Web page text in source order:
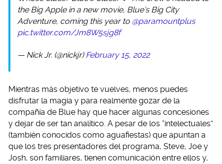
the Big Apple in a new movie, Blue’s Big City
Adventure, coming this year to @paramountplus
pic.twitter.com/Jm8W5sjg8f
— Nick Jr. (@nickjr)February 15, 2022
Mientras más objetivo te vuelves, menos puedes
disfrutar la magia y para realmente gozar de la
compañía de Blue hay que hacer algunas concesiones
y dejar de ser tan analítico. A pesar de los “intelectuales”
(también conocidos como aguafiestas) que apuntan a
que los tres presentadores del programa, Steve, Joe y
Josh, son familiares, tienen comunicación entre ellos y,